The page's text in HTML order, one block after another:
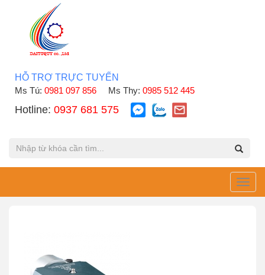
HỖ TRỢ TRỰC TUYẾN
Ms Tú: 0981 097 856 Ms Thy: 0985 512 445
Hotline: 0937 681 575